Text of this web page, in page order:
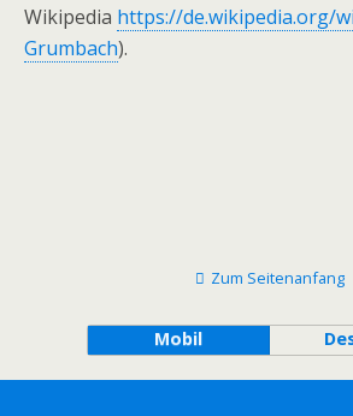
Wikipedia https://de.wikipedia.org/
Grumbach).
Zum Seitenanfang
Mobil